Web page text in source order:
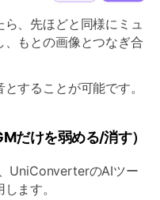
、先ほどと同様にミュ
もとの画像とつなぎ合
することが可能です。
だけを弱める/消す）
UniConverterのAIツー
ます。